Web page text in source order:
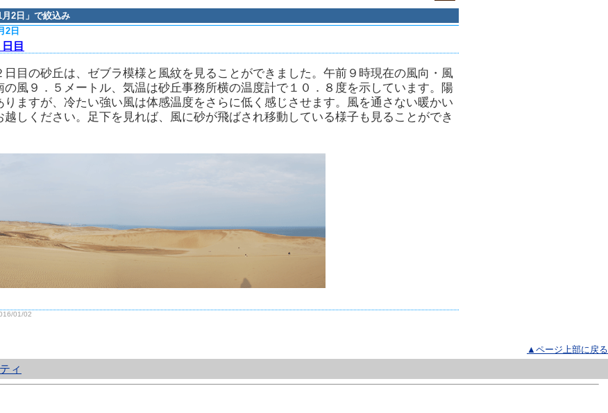
2日 」で絞込み
2日
目
日目の砂丘は、ゼブラ模様と風紋を見ることができました。午前９時現在の風向・風
の風９．５メートル、気温は砂丘事務所横の温度計で１０．８度を示しています。陽
りますが、冷たい強い風は体感温度をさらに低く感じさせます。風を通さない暖かい
越しください。足下を見れば、風に砂が飛ばされ移動している様子も見ることができ
01/02
▲ページ上部に戻る
ィ